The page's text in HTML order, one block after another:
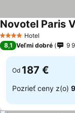
4 Počet hviezdičiek
Hotel
Novotel Paris
8,1 Veľmi dobré 9
Od 187 €
Pozrieť ceny z(o)